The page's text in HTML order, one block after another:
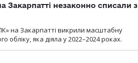
незаконно списали з
на Закарпатті викрили масштабну
обліку, яка діяла у 2022–2024 роках.